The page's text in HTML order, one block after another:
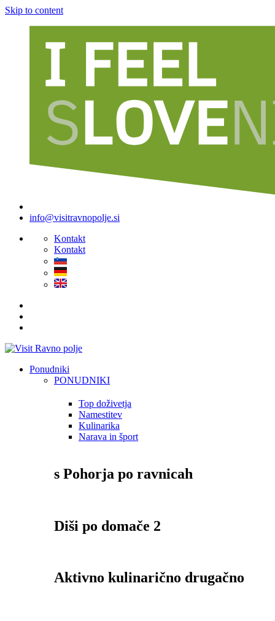
Skip to content
info@visitravnopolje.si
Kontakt
Kontakt
Ponudniki
PONUDNIKI
Top doživetja
Namestitev
Kulinarika
Narava in šport
s Pohorja po ravnicah
Diši po domače 2
Aktivno kulinarično drugačno